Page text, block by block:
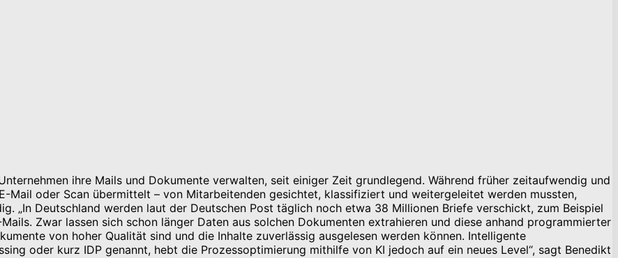
ihre Mails und Dokumente verwalten, seit einiger Zeit grundlegend. Während früher zeitaufwendig und
Mail oder Scan übermittelt – von Mitarbeitenden gesichtet, klassifiziert und weitergeleitet werden mussten,
„In Deutschland werden laut der Deutschen Post täglich noch etwa 38 Millionen Briefe verschickt, zum Beispiel
Zwar lassen sich schon länger Daten aus solchen Dokumenten extrahieren und diese anhand programmierter
von hoher Qualität sind und die Inhalte zuverlässig ausgelesen werden können. Intelligente
oder kurz IDP genannt, hebt die Prozessoptimierung mithilfe von KI jedoch auf ein neues Level“, sagt Benedikt